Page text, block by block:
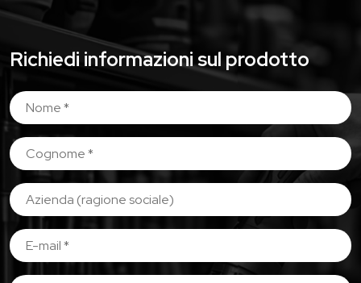
Richiedi informazioni sul prodotto